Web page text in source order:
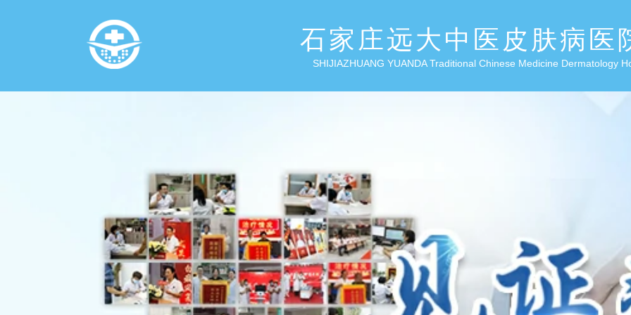
石家庄远大中医皮肤病医
SHIJIAZHUANG YUANDA Traditional Chinese Medicine Dermatology